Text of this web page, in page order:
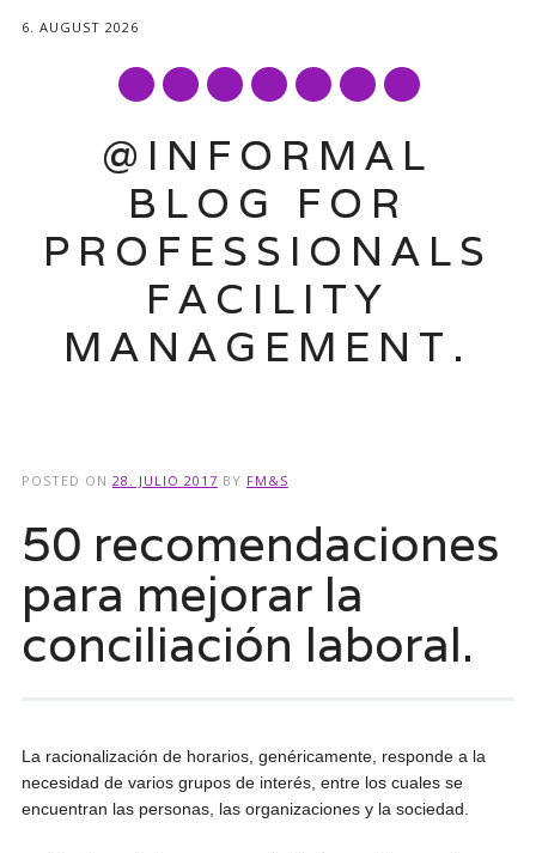
6. AUGUST 2026
mail
@INFORMAL
BLOG FOR
PROFESSIONALS
FACILITY
MANAGEMENT.
POSTED ON 28. JULIO 2017 BY FM&S
50 recomendaciones
para mejorar la
conciliación laboral.
La racionalización de horarios, genéricamente, responde a la
necesidad de varios grupos de interés, entre los cuales se
encuentran las personas, las organizaciones y la sociedad.